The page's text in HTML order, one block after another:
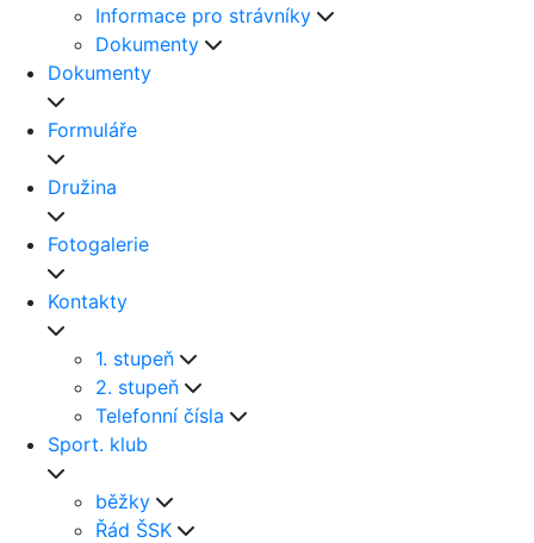
Informace pro strávníky
Dokumenty
Dokumenty
Formuláře
Družina
Fotogalerie
Kontakty
1. stupeň
2. stupeň
Telefonní čísla
Sport. klub
běžky
Řád ŠSK